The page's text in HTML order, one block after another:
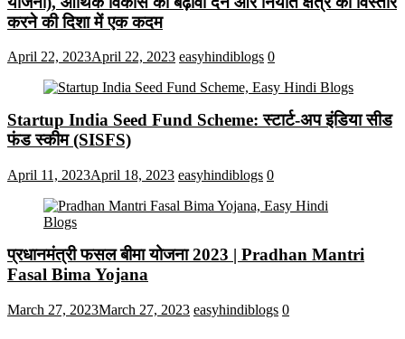
करने की दिशा में एक कदम
April 22, 2023April 22, 2023 easyhindiblogs 0
Startup India Seed Fund Scheme: स्टार्ट-अप इंडिया सीड
फंड स्कीम (SISFS)
April 11, 2023April 18, 2023 easyhindiblogs 0
प्रधानमंत्री फसल बीमा योजना 2023 | Pradhan Mantri
Fasal Bima Yojana
March 27, 2023March 27, 2023 easyhindiblogs 0